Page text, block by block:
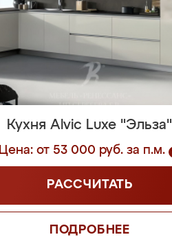
Кухня Alvic Luxe "Эльза"
Цена: от 53 000 руб. за п.м.
РАССЧИТАТЬ
ПОДРОБНЕЕ